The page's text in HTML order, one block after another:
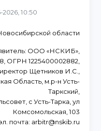
10:50
области
ООО «НСКИБ»,
ОГРН 1225400002882,
Щетников И.С.,
Область, м.р-н Усть-
Таркский,
с Усть-Тарка, ул
Комсомольская, 103
почта: arbitr@nskib.ru